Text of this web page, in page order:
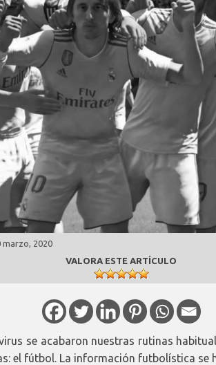
marzo, 2020
VALORA ESTE ARTÍCULO
se acabaron nuestras rutinas
el fútbol. La información futbolística se